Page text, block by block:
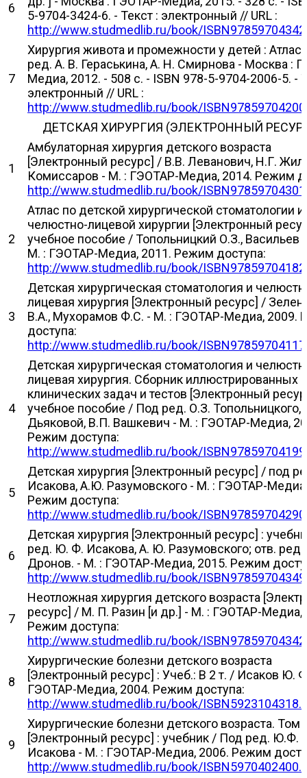
6
5-9704-3424-6. - Текст : электронный // URL :
http://www.studmedlib.ru/book/
7
Хирургия живота и промежности у детей :
ред. А. В. Гераськина, А. Н. Смирнова - Москва :
Медиа, 2012. - 508 с. - ISBN 978-5-9704-2006-5. -
электронный // URL :
http://www.studmedlib.ru/book/
ДЕТСКАЯ ХИРУРГИЯ (ЭЛЕКТРОННЫЙ
1
Амбулаторная хирургия детского возраста
[Электронный ресурс] / В.В. Леванович, Н.Г.
Комиссаров - М. : ГЭОТАР-Медиа, 2014. Режим
http://www.studmedlib.ru/book/
2
Атлас по детской хирургической стоматологии и
челюстно-лицевой хирургии [Электронный
учебное пособие / Топольницкий О.З., Васильев
М. : ГЭОТАР-Медиа, 2011. Режим доступа:
http://www.studmedlib.ru/book/
3
Детская хирургическая стоматология и
лицевая хирургия [Электронный ресурс] /
В.А., Мухорамов Ф.С. - М. : ГЭОТАР-Медиа, 2009.
доступа:
http://www.studmedlib.ru/book/
4
Детская хирургическая стоматология и
лицевая хирургия. Сборник иллюстрированных
клинических задач и тестов [Электронный
учебное пособие / Под ред. О.З. Топольницкого,
Дьяковой, В.П. Вашкевич - М. : ГЭОТАР-Медиа,
Режим доступа:
http://www.studmedlib.ru/book/
5
Детская хирургия [Электронный ресурс] / под
Исакова, А.Ю. Разумовского - М. : ГЭОТАР-
Режим доступа:
http://www.studmedlib.ru/book/
6
Детская хирургия [Электронный ресурс] :
ред. Ю. Ф. Исакова, А. Ю. Разумовского; отв.
Дронов. - М. : ГЭОТАР-Медиа, 2015. Режим
http://www.studmedlib.ru/book/
7
Неотложная хирургия детского возраста
ресурс] / М. П. Разин [и др.] - М. : ГЭОТАР-Медиа,
Режим доступа:
http://www.studmedlib.ru/book/
8
Хирургические болезни детского возраста
[Электронный ресурс] : Учеб.: В 2 т. / Исаков Ю.
ГЭОТАР-Медиа, 2004. Режим доступа:
http://www.studmedlib.ru/book/
9
Хирургические болезни детского возраста. Том
[Электронный ресурс] : учебник / Под ред. Ю.Ф.
Исакова - М. : ГЭОТАР-Медиа, 2006. Режим
http://www.studmedlib.ru/book/